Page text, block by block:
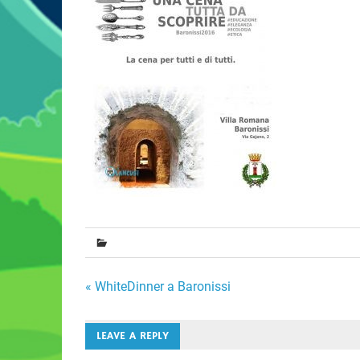
Navigazione
articoli
« WhiteDinner a Baronissi
LEAVE A REPLY